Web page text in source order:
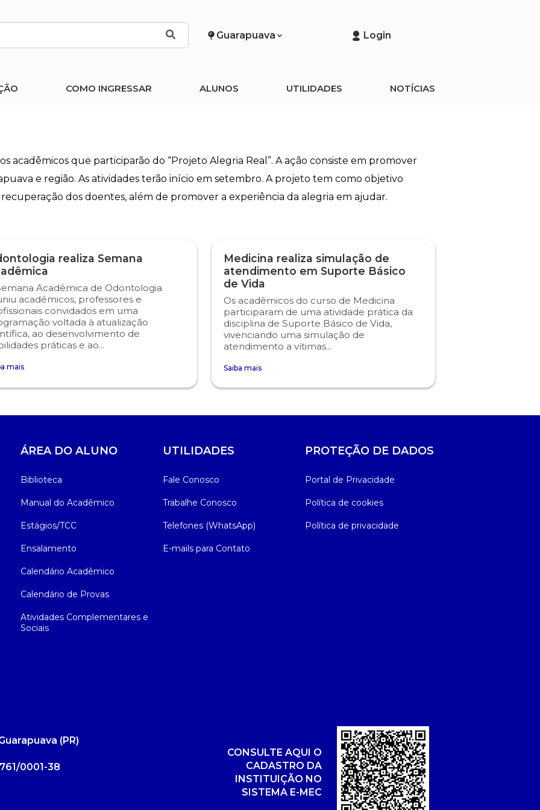
Guarapuava Login
COMO INGRESSAR ALUNOS UTILIDADES NOTÍCIAS
acadêmicos que participarão do “Projeto Alegria Real”. A ação consiste em promover
e região. As atividades terão início em setembro. A projeto tem como objetivo
dos doentes, além de promover a experiência da alegria em ajudar.
realiza Semana
Acadêmica de Odontologia
acadêmicos, professores e
convidados em uma
voltada à atualização
ao desenvolvimento de
práticas e ao...
mais
Medicina realiza simulação de
atendimento em Suporte Básico
de Vida
Os acadêmicos do curso de Medicina
participaram de uma atividade prática da
disciplina de Suporte Básico de Vida,
vivenciando uma simulação de
atendimento a vítimas...
Saiba mais
ÁREA DO ALUNO
Biblioteca
Manual do Acadêmico
Estágios/TCC
Ensalamento
Calendário Acadêmico
Calendário de Provas
Atividades Complementares e
Sociais
UTILIDADES
Fale Conosco
Trabalhe Conosco
Telefones (WhatsApp)
E-mails para Contato
PROTEÇÃO DE DADOS
Portal de Privacidade
Política de cookies
Política de privacidade
(PR)
0001-38
CONSULTE AQUI O
CADASTRO DA
INSTITUIÇÃO NO
SISTEMA E-MEC